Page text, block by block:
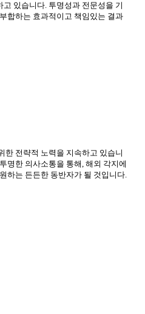
있습니다. 투명성과 전문성을 기
합하는 효과적이고 책임있는 결과
한 전략적 노력을 지속하고 있습니
명한 의사소통을 통해, 해외 각지에
하는 든든한 동반자가 될 것입니다.